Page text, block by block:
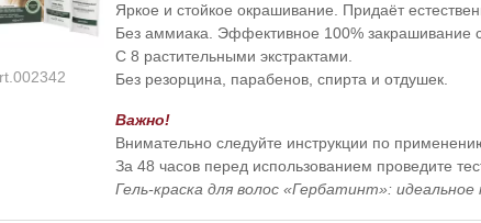
002342
Яркое и стойкое окрашивание. Придаёт
Без аммиака. Эффективное 100% закрашивание
С 8 растительными экстрактами.
Без резорцина, парабенов, спирта и отдушек.
Важно!
Внимательно следуйте инструкции по
За 48 часов перед использованием проведите
Гель-краска для волос «Гербатинт»: